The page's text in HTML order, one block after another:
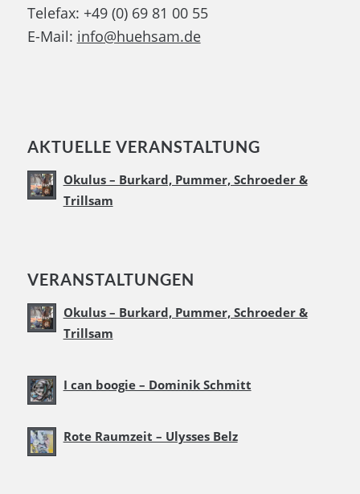
Telefax: +49 (0) 69 81 00 55
E-Mail: info@huehsam.de
AKTUELLE VERANSTALTUNG
Okulus – Burkard, Pummer, Schroeder &
Trillsam
VERANSTALTUNGEN
Okulus – Burkard, Pummer, Schroeder &
Trillsam
I can boogie – Dominik Schmitt
Rote Raumzeit – Ulysses Belz